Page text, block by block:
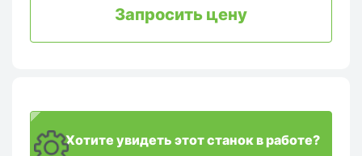
Запросить цену
Хотите увидеть этот станок в работе?